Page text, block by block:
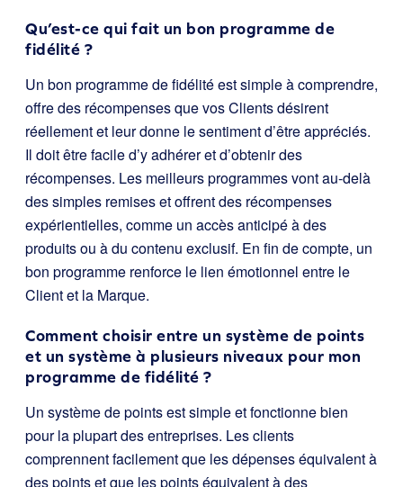
Qu’est-ce qui fait un bon programme de
fidélité ?
Un bon programme de fidélité est simple à comprendre,
offre des récompenses que vos Clients désirent
réellement et leur donne le sentiment d’être appréciés.
Il doit être facile d’y adhérer et d’obtenir des
récompenses. Les meilleurs programmes vont au-delà
des simples remises et offrent des récompenses
expérientielles, comme un accès anticipé à des
produits ou à du contenu exclusif. En fin de compte, un
bon programme renforce le lien émotionnel entre le
Client et la Marque.
Comment choisir entre un système de points
et un système à plusieurs niveaux pour mon
programme de fidélité ?
Un système de points est simple et fonctionne bien
pour la plupart des entreprises. Les clients
comprennent facilement que les dépenses équivalent à
des points et que les points équivalent à des